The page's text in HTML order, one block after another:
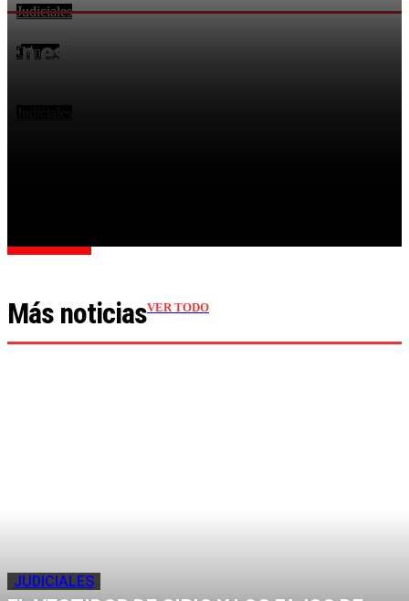
En este momento
Judiciales
INQUILINOS DE BARRELIER
Género
Más noticiasVER TODO
JUDICIALES